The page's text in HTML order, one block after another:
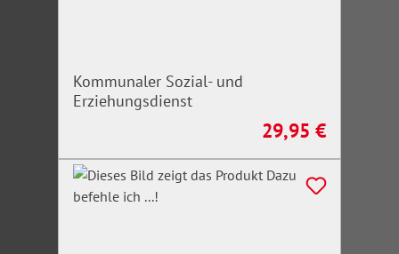
Kommunaler Sozial- und
Erziehungsdienst
Regulärer Preis:
29,95 €